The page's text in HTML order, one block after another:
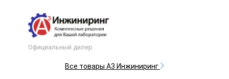
Официальный дилер
Все товары А3 Инжиниринг